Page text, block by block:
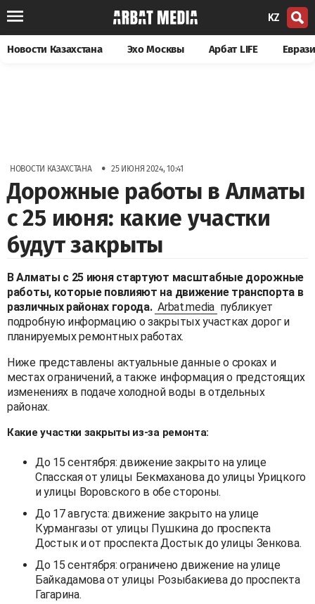
KZ
Новости Казахстана Эхо Москвы Арбат LIFE
НОВОСТИ КАЗАХСТАНА • 25 ИЮНЯ 2024, 10:41
Дорожные работы в Алматы
с 25 июня: какие участки
будут закрыты
В Алматы с 25 июня стартуют масштабные дорожные
работы, которые повлияют на движение транспорта в
различных районах города. Arbat.media публикует
подробную информацию о закрытых участках дорог и
планируемых ремонтных работах.
Ниже представлены актуальные данные о сроках и
местах ограничений, а также информация о предстоящих
изменениях в подаче холодной воды в отдельных
районах.
Какие участки закрыты из-за ремонта:
До 15 сентября: движение закрыто на улице
Спасская от улицы Бекмаханова до улицы Урицкого
и улицы Воровского в обе стороны.
До 17 августа: движение закрыто на улице
Курмангазы от улицы Пушкина до проспекта
Достык и от проспекта Достык до улицы Зенкова.
До 15 сентября: ограничено движение на улице
Байкадамова от улицы Розыбакиева до проспекта
Гагарина.